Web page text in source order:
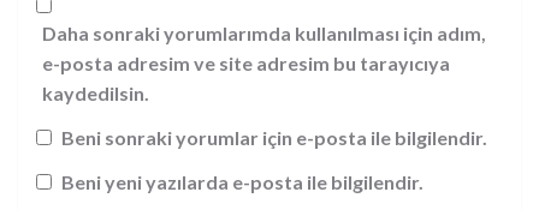
Daha sonraki yorumlarımda kullanılması için adım,
e-posta adresim ve site adresim bu tarayıcıya
kaydedilsin.
Beni sonraki yorumlar için e-posta ile bilgilendir.
Beni yeni yazılarda e-posta ile bilgilendir.